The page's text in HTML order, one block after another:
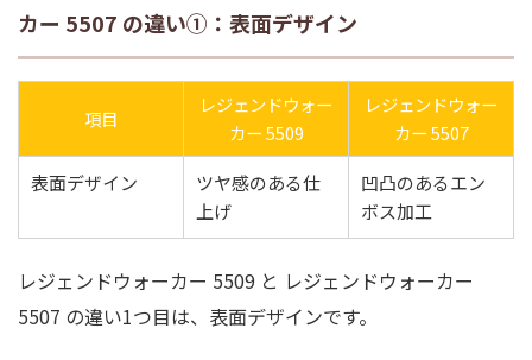
カー 5507 の違い①：表面デザイン
項目
レジェンドウォー
カー 5509
レジェンドウォー
カー 5507
表面デザイン
ツヤ感のある仕
上げ
凹凸のあるエン
ボス加工
レジェンドウォーカー 5509 と レジェンドウォーカー
5507 の違い1つ目は、表面デザインです。